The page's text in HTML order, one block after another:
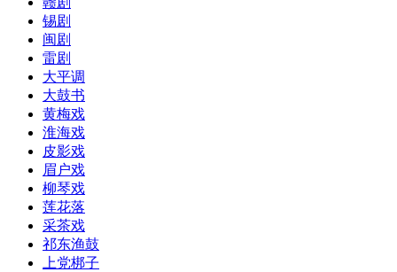
锡剧
闽剧
雷剧
大平调
大鼓书
黄梅戏
淮海戏
皮影戏
眉户戏
柳琴戏
莲花落
采茶戏
祁东渔鼓
上党梆子